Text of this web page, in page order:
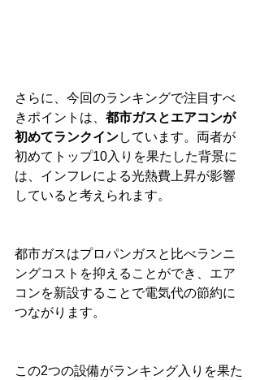
さらに、今回のランキングで注目すべ
きポイントは、 都市ガスとエアコンが
初めてランクインしています。両者が
初めてトップ10入りを果たした背景に
は、インフレによる光熱費上昇が影響
していると考えられます。
都市ガスはプロパンガスと比べランニ
ングコストを抑えることができ、エア
コンを新設することで電気代の節約に
つながります。
この2つの設備がランキング入りを果た